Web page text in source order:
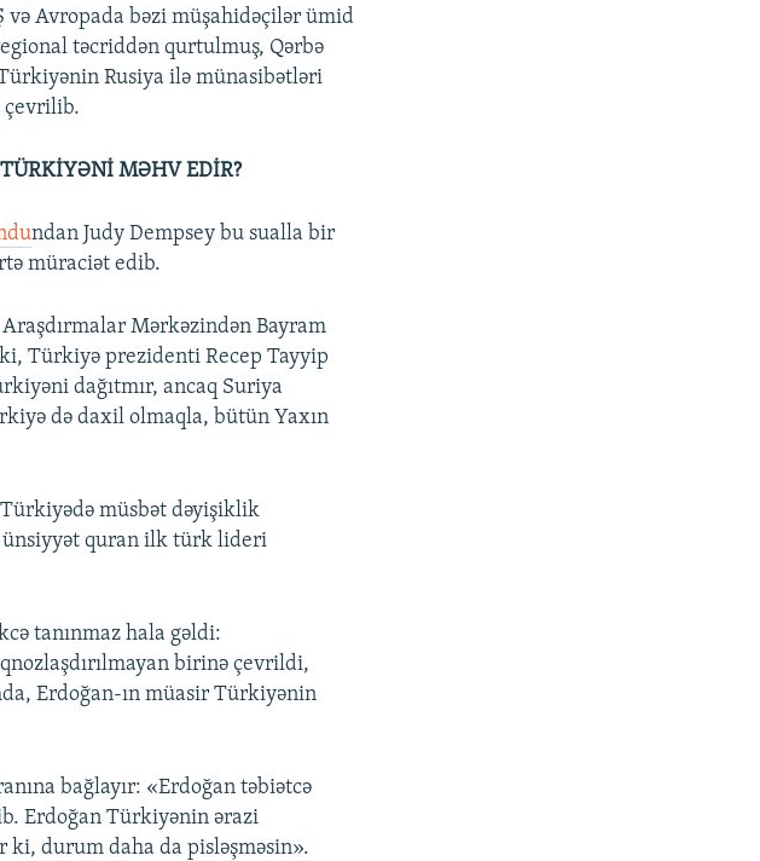
və Avropada bəzi müşahidəçilər ümid
təcriddən qurtulmuş, Qərbə
Rusiya ilə münasibətləri
çevrilib.
MƏHV EDİR?
ndan Judy Dempsey bu sualla bir
müraciət edib.
Mərkəzindən Bayram
Türkiyə prezidenti Recep Tayyip
dağıtmır, ancaq Suriya
də daxil olmaqla, bütün Yaxın
müsbət dəyişiklik
ünsiyyət quran ilk türk lideri
tanınmaz hala gəldi:
birinə çevrildi,
Erdoğan-ın müasir Türkiyənin
bağlayır: «Erdoğan təbiətcə
Erdoğan Türkiyənin ərazi
ki, durum daha da pisləşməsin».